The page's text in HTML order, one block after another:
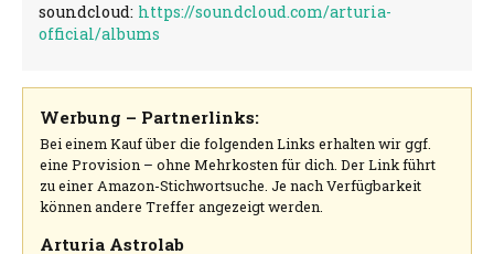
soundcloud: https://soundcloud.com/arturia-
official/albums
Werbung – Partnerlinks:
Bei einem Kauf über die folgenden Links erhalten wir ggf.
eine Provision – ohne Mehrkosten für dich. Der Link führt
zu einer Amazon-Stichwortsuche. Je nach Verfügbarkeit
können andere Treffer angezeigt werden.
Arturia Astrolab